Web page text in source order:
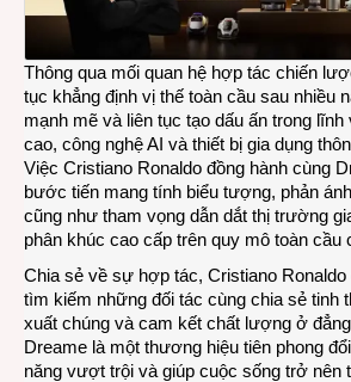
Thông qua mối quan hệ hợp tác chiến
tục khẳng định vị thế toàn cầu sau nhiều
mạnh mẽ và liên tục tạo dấu ấn trong
cao, công nghệ AI và thiết bị gia dụng
Việc Cristiano Ronaldo đồng hành cùng
bước tiến mang tính biểu tượng, phản
cũng như tham vọng dẫn dắt thị trường
phân khúc cao cấp trên quy mô toàn cầu
Chia sẻ về sự hợp tác, Cristiano Ronaldo
tìm kiếm những đối tác cùng chia sẻ tinh
xuất chúng và cam kết chất lượng ở
Dreame là một thương hiệu tiên phong
năng vượt trội và giúp cuộc sống trở nên